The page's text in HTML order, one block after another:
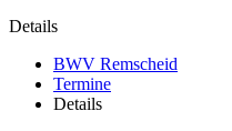
Details
BWV Remscheid
Termine
Details